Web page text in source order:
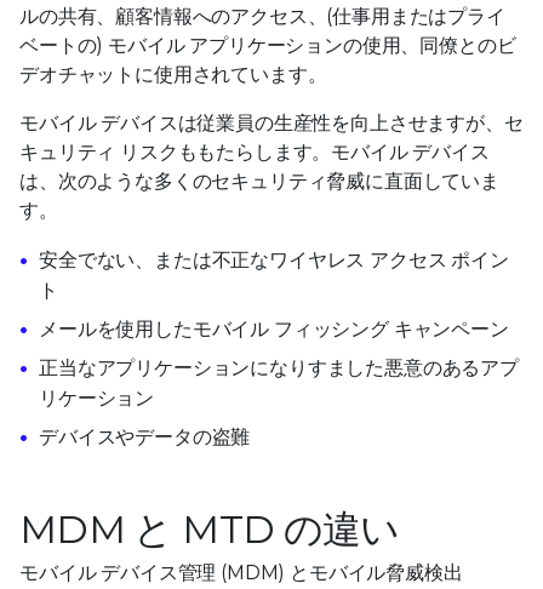
ルの共有、顧客情報へのアクセス、(仕事用またはプライ
ベートの) モバイル アプリケーションの使用、同僚とのビ
デオチャットに使用されています。
モバイル デバイスは従業員の生産性を向上させますが、セ
キュリティ リスクももたらします。モバイル デバイス
は、次のような多くのセキュリティ脅威に直面していま
す。
安全でない、または不正なワイヤレス アクセス ポイン
ト
メールを使用したモバイル フィッシング キャンペーン
正当なアプリケーションになりすました悪意のあるアプ
リケーション
デバイスやデータの盗難
MDM と MTD の違い
モバイル デバイス管理 (MDM) とモバイル脅威検出